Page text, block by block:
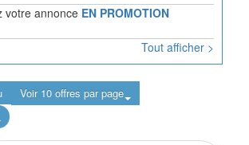
votre annonce EN PROMOTION
Tout afficher >
Voir 10 offres par page